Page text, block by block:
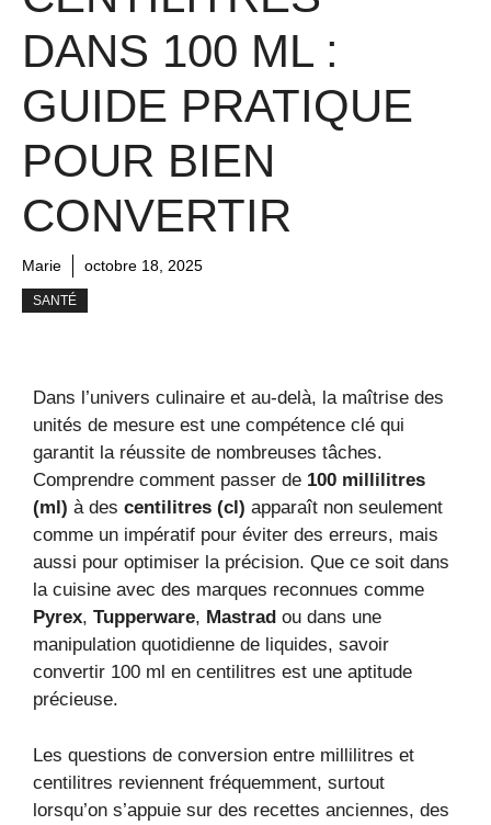
DANS 100 ML :
GUIDE PRATIQUE
POUR BIEN
CONVERTIR
Marie octobre 18, 2025
SANTÉ
Dans l’univers culinaire et au-delà, la maîtrise des
unités de mesure est une compétence clé qui
garantit la réussite de nombreuses tâches.
Comprendre comment passer de 100 millilitres
(ml) à des centilitres (cl) apparaît non seulement
comme un impératif pour éviter des erreurs, mais
aussi pour optimiser la précision. Que ce soit dans
la cuisine avec des marques reconnues comme
Pyrex, Tupperware, Mastrad ou dans une
manipulation quotidienne de liquides, savoir
convertir 100 ml en centilitres est une aptitude
précieuse.
Les questions de conversion entre millilitres et
centilitres reviennent fréquemment, surtout
lorsqu’on s’appuie sur des recettes anciennes, des